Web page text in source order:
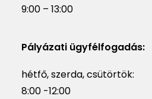
9:00 – 13:00
Pályázati ügyfélfogadás:
hétfő, szerda, csütörtök:
8:00 -12:00